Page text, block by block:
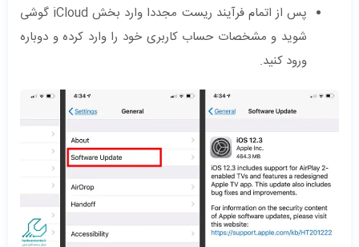
پس از اتمام فرآیند ریست مجددا وارد بخش iCloud گوشی
شوید و مشخصات حساب کاربری خود را وارد کرده و دوباره
ورود کنید.